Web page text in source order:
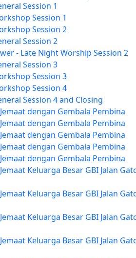
Session 1
Session 1
Session 2
Session 2
- Late Night Worship Session 2
Session 3
Session 3
Session 4
Session 4 and Closing
dengan Gembala Pembina
dengan Gembala Pembina
dengan Gembala Pembina
dengan Gembala Pembina
dengan Gembala Pembina
Keluarga Besar GBI Jalan
Keluarga Besar GBI Jalan
Keluarga Besar GBI Jalan
Keluarga Besar GBI Jalan